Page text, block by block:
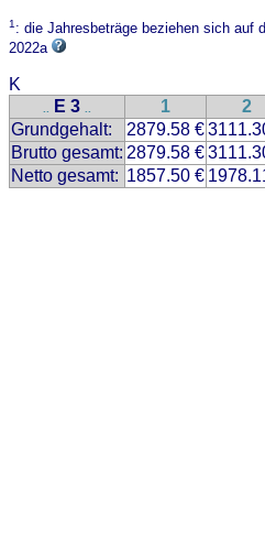
1: die Jahresbeträge beziehen sich auf
2022a
K
.. E 3 .. 1 2
Grundgehalt:
2879.58 €
Brutto gesamt: 2879.58 €
Netto gesamt: 1857.50 €